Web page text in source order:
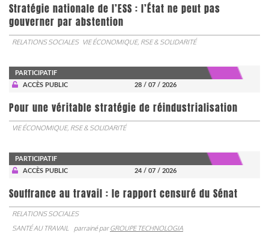
Stratégie nationale de l’ESS : l’État ne peut pas
gouverner par abstention
RELATIONS SOCIALES VIE ÉCONOMIQUE, RSE & SOLIDARITÉ
PARTICIPATIF
ACCÈS PUBLIC
28 / 07 / 2026
Pour une véritable stratégie de réindustrialisation
VIE ÉCONOMIQUE, RSE & SOLIDARITÉ
PARTICIPATIF
ACCÈS PUBLIC
24 / 07 / 2026
Souffrance au travail : le rapport censuré du Sénat
RELATIONS SOCIALES
SANTÉ AU TRAVAIL
parrainé parGROUPE TECHNOLOGIA